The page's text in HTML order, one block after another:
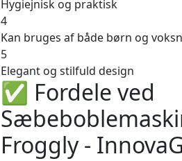
Hygiejnisk og praktisk
4
Kan bruges af både børn og
5
Elegant og stilfuld design
✅ Fordele ved
Froggly -